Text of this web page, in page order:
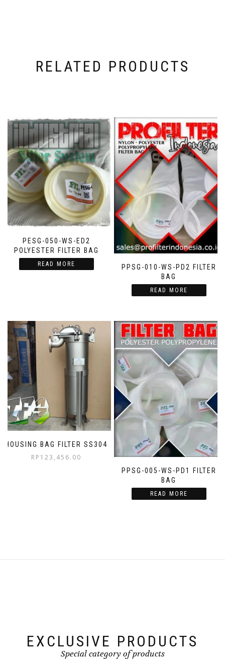
RELATED PRODUCTS
PESG-050-WS-ED2
POLYESTER FILTER BAG
READ MORE
PPSG-010-WS-PD2 FILTER
BAG
READ MORE
HOUSING BAG FILTER SS304
RP 123,456.00
PPSG-005-WS-PD1 FILTER
BAG
READ MORE
EXCLUSIVE PRODUCTS
Special category of products